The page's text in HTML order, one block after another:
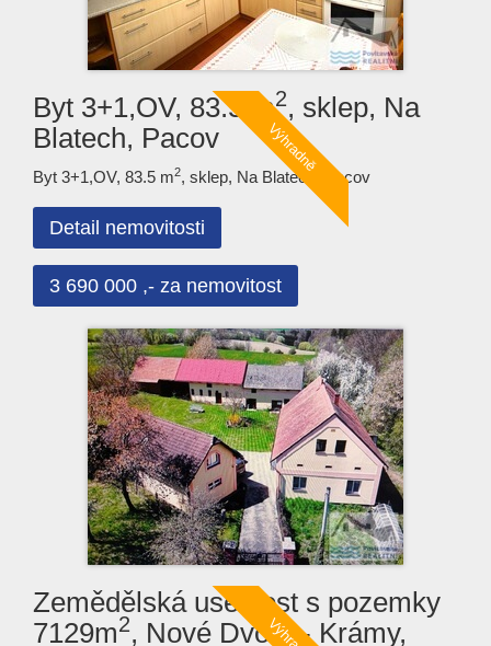
Byt 3+1,OV, 83.5 m2, sklep, Na
Blatech, Pacov
Byt 3+1,OV, 83.5 m2, sklep, Na Blatech, Pacov
Detail nemovitosti
3 690 000 ,- za nemovitost
Zemědělská usedlost s pozemky
7129m2, Nové Dvory - Krámy,